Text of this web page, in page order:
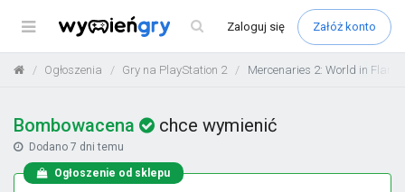
Menu Zaloguj się Załóż konto
Ogłoszenia Gry na PlayStation 2 Mercenaries 2: World in
Bombowacena chce wymienić
Dodano 7 dni temu
Ogłoszenie od sklepu